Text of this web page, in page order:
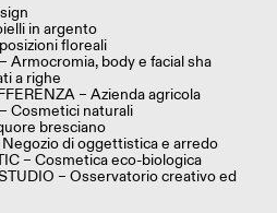
in argento
floreali
Armocromia, body e facial sha
a righe
– Azienda agricola
Cosmetici naturali
bresciano
di oggettistica e arredo
– Cosmetica eco-biologica
– Osservatorio creativo ed